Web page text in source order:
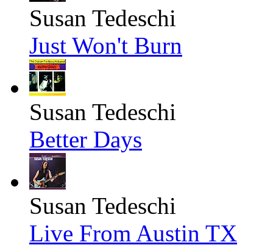
Susan Tedeschi
Just Won't Burn
Susan Tedeschi
Better Days
Susan Tedeschi
Live From Austin TX